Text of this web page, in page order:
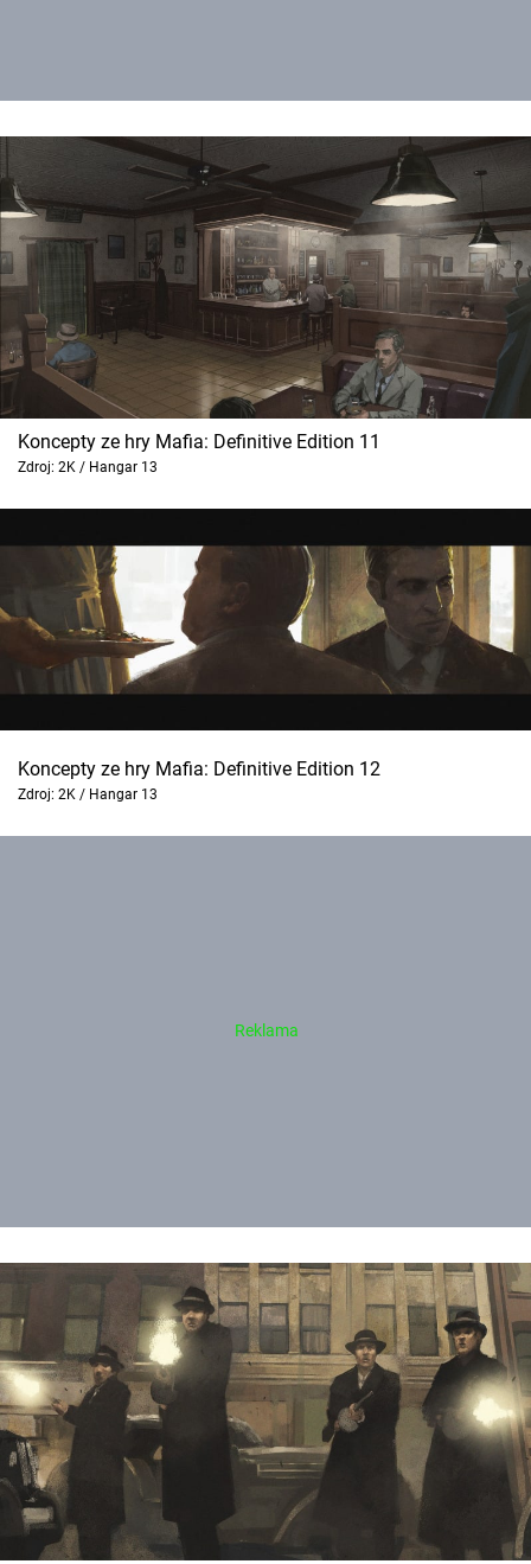
Koncepty ze hry Mafia: Definitive Edition 11
Zdroj: 2K / Hangar 13
Koncepty ze hry Mafia: Definitive Edition 12
Zdroj: 2K / Hangar 13